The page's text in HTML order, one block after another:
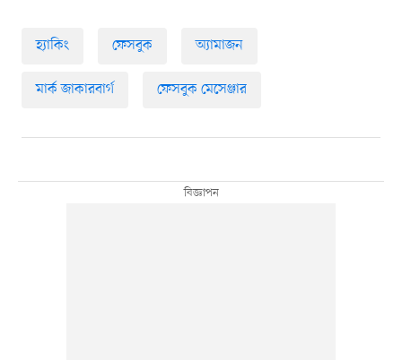
হ্যাকিং ফেসবুক অ্যামাজন
মার্ক জাকারবার্গ ফেসবুক মেসেঞ্জার